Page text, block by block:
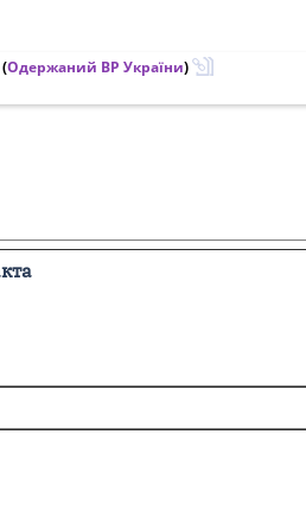
(Одержаний ВР України)